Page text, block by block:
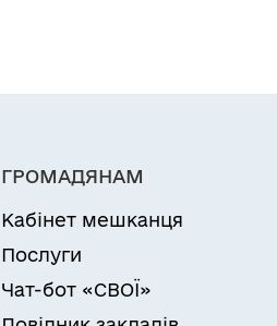
ГРОМАДЯНАМ
Кабінет мешканця
Послуги
Чат-бот «СВОЇ»